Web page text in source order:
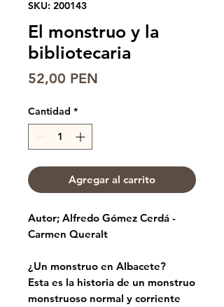
SKU: 200143
El monstruo y la
bibliotecaria
52,00 PEN
Cantidad *
Agregar al carrito
Autor; Alfredo Gómez Cerdá -
Carmen Queralt
¿Un monstruo en Albacete?
Esta es la historia de un monstruo
monstruoso normal y corriente